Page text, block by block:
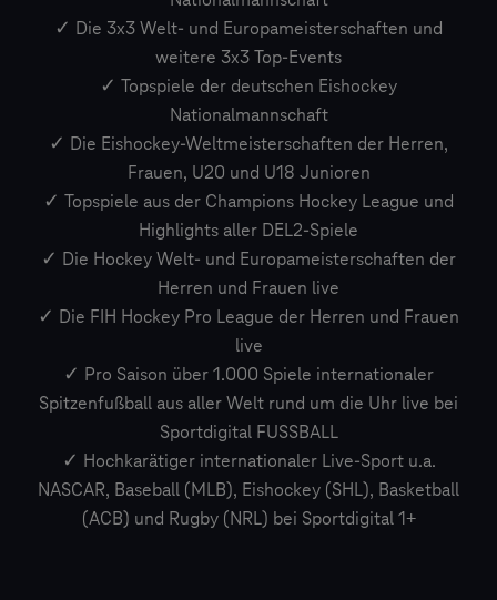
✓ Die 3x3 Welt- und Europameisterschaften und
weitere 3x3 Top-Events
✓ Topspiele der deutschen Eishockey
Nationalmannschaft
✓ Die Eishockey-Weltmeisterschaften der Herren,
Frauen, U20 und U18 Junioren
✓ Topspiele aus der Champions Hockey League und
Highlights aller DEL2-Spiele
✓ Die Hockey Welt- und Europameisterschaften der
Herren und Frauen live
✓ Die FIH Hockey Pro League der Herren und Frauen
live
✓ Pro Saison über 1.000 Spiele internationaler
Spitzenfußball aus aller Welt rund um die Uhr live bei
Sportdigital FUSSBALL
✓ Hochkarätiger internationaler Live-Sport u.a.
NASCAR, Baseball (MLB), Eishockey (SHL), Basketball
(ACB) und Rugby (NRL) bei Sportdigital 1+